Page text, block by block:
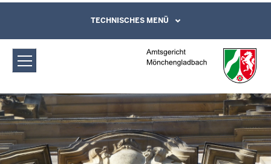
Amtsgericht Mönchengladbach:
Sitzungstermine
Direkt zum Inhalt
Leichte Sprache, Gebärdensprachenvideo
und Kontaktformular
TECHNISCHES MENÜ